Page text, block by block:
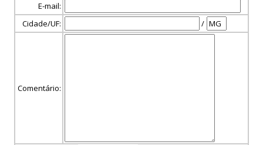
E-mail:
Cidade/UF:
/
Comentário: